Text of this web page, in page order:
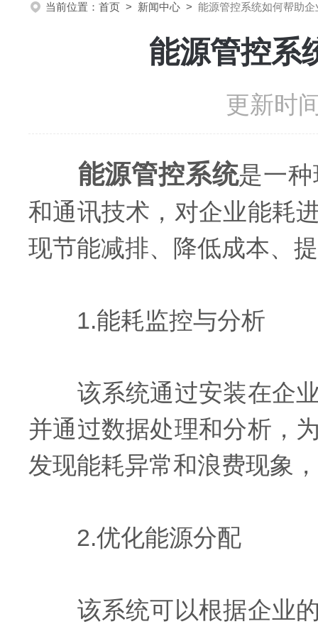
当前位置： 首页 > 新闻中心 > 能源管控系统如何帮助
能源管控系
更新时
能源管控系统是一
和通讯技术，对企业能耗
现节能减排、降低成本、
1.能耗监控与分析
该系统通过安装在企业
并通过数据处理和分析，
发现能耗异常和浪费现象
2.优化能源分配
该系统可以根据企业的